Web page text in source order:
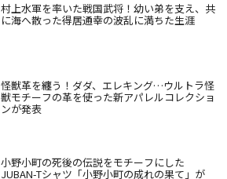
村上水軍を率いた戦国武将！幼い弟を支え、共
に海へ散った得居通幸の波乱に満ちた生涯
怪獣革を纏う！ダダ、エレキング…ウルトラ怪
獣モチーフの革を使った新アパレルコレクショ
ンが発表
小野小町の死後の伝説をモチーフにした
JUBAN-Tシャツ「小野小町の成れの果て」が